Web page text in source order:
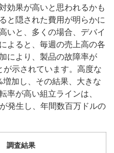
効果が高いと思われるかも
と隠された費用が明らかに
いと、多くの場合、デバイ
よると、毎週の売上高の各
により、製品の故障率が
示されています。高度な
加し、その結果、大きな
が高い組立ラインは、
発生し、年間数百万ドルの
調査結果